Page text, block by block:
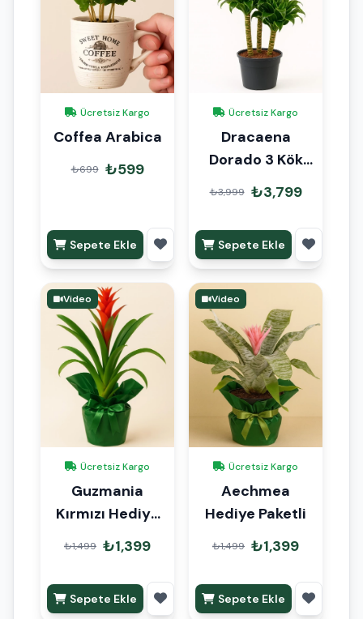
Ücretsiz Kargo
Coffea Arabica
₺699 ₺599
Sepete Ekle
Ücretsiz Kargo
Dracaena
Dorado 3 Kök
110cm
₺3,999 ₺3,799
Sepete Ekle
Video
Ücretsiz Kargo
Guzmania
Kırmızı Hediye
Paketli
₺1,499 ₺1,399
Sepete Ekle
Video
Ücretsiz Kargo
Aechmea
Hediye Paketli
₺1,499 ₺1,399
Sepete Ekle